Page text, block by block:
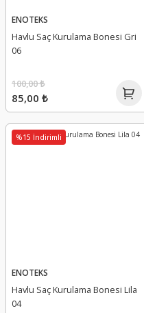
ENOTEKS
Havlu Saç Kurulama Bonesi Gri
06
85,00 ₺
100,00 ₺
%15 İndirimli
ENOTEKS
Havlu Saç Kurulama Bonesi Lila
04